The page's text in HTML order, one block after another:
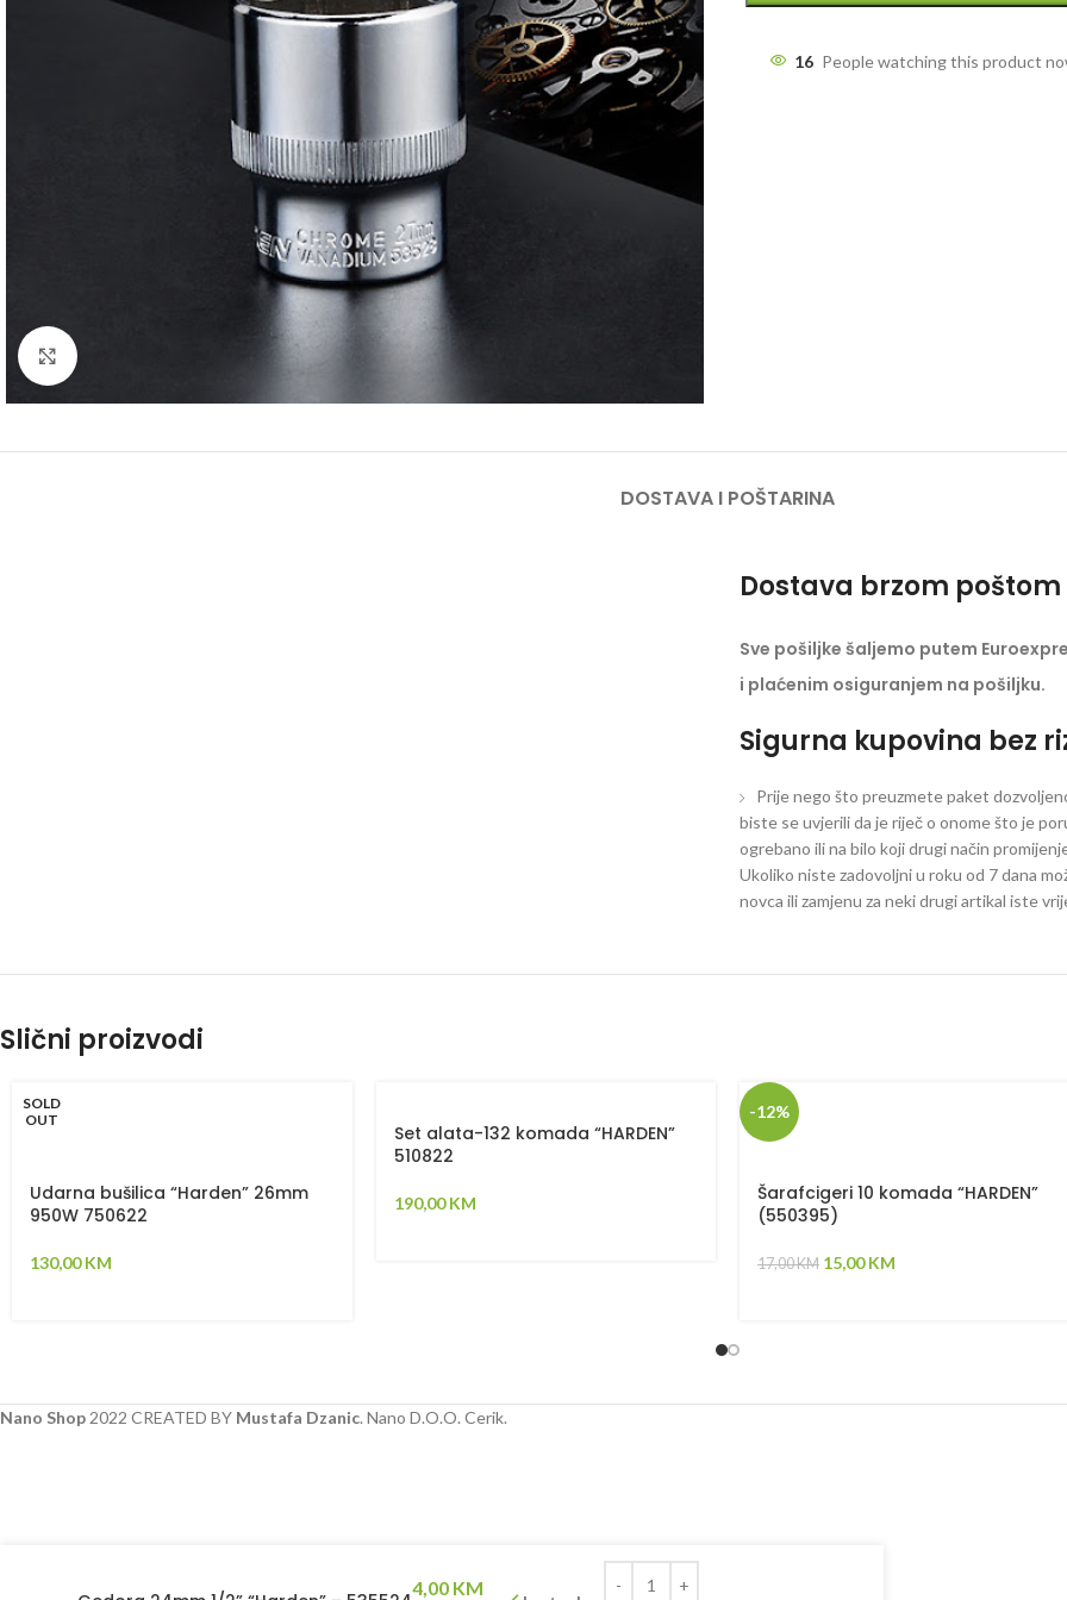
16 People watching this product
DOSTAVA I POŠTARINA
Dostava brzom
Sve pošiljke šaljemo putem
i plaćenim osiguranjem na pošiljku.
Sigurna kupovina bez
Prije nego što preuzmete paket
biste se uvjerili da je riječ o onome što je
ogrebano ili na bilo koji drugi način
Ukoliko niste zadovoljni u roku od 7 dana
novca ili zamjenu za neki drugi artikal iste
Slični proizvodi
SOLD
OUT
Udarna bušilica “Harden” 26mm
950W 750622
130,00KM
Set alata-132 komada “HARDEN”
510822
190,00KM
-12%
Šarafcigeri 10 komada “HARDEN”
(550395)
17,00KM 15,00KM
Nano Shop 2022 CREATED BY Mustafa Dzanic. Nano D.O.O. Cerik.
4,00 KM